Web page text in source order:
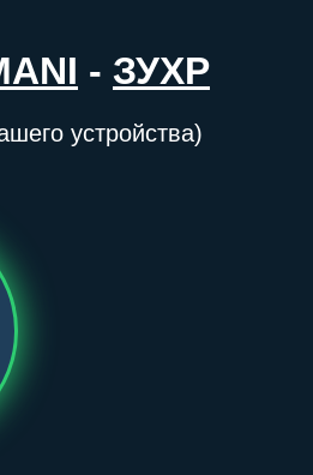
- ЗУХР
устройства)